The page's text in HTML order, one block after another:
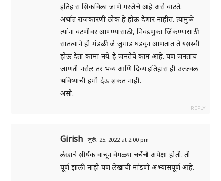
इतिहास शिकविला जाणे गरजेचे आहे असे वाटते.
अर्थात राजकारणी लोक हे होऊ देणार नाहीत. त्यामुळे
त्यांना वटणीवर आणण्यासाठी, निवडणुका जिंकण्यासाठी
सातत्याने ही मंडळी जे जुगाड घडवून आणतात ते यशस्वी
होऊ देता कामा नये. हे जनतेचे काम आहे. पण जनताच
जाणती नसेल तर भव्य आणि दिव्य इतिहास ही उज्ज्वल
भविष्याची हमी देऊ शकत नाही.
असो.
REPLY
Girish जुलै, 25, 2022 at 2:00 pm
लेखाचे शीर्षक वाचून वेगळ्या चर्चेची अपेक्षा होती. ती
पूर्ण झाली नाही पण लेखाची मांडणी अभ्यासपूर्ण आहे.